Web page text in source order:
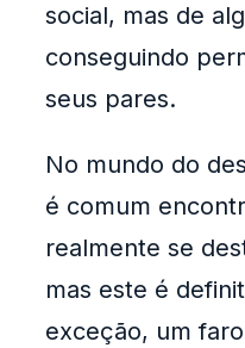
social, mas de
conseguindo
seus pares.
No mundo do
é comum
realmente se
mas este é
exceção, um